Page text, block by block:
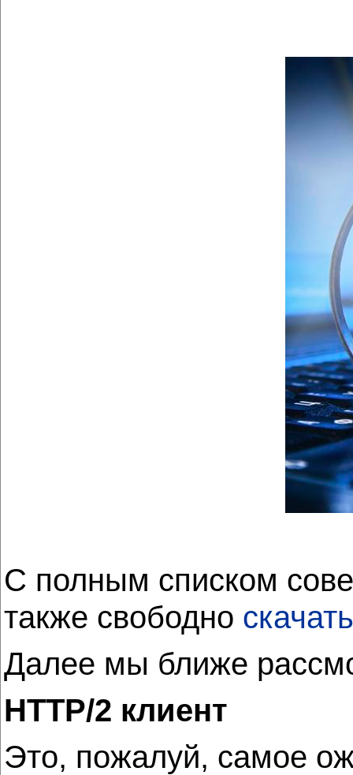
С полным списком
также свободно скачать
Далее мы ближе
HTTP/2 клиент
Это, пожалуй, самое